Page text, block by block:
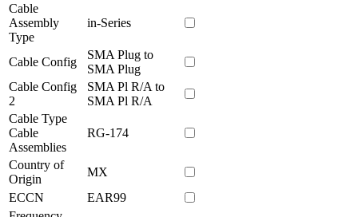
Cable
Assembly
Type
in-Series
Cable Config
SMA Plug to
SMA Plug
Cable Config
2
SMA Pl R/A to
SMA Pl R/A
Cable Type
Cable
Assemblies
RG-174
Country of
Origin
MX
ECCN
EAR99